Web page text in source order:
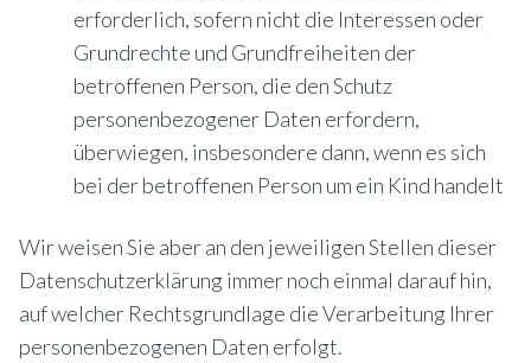
erforderlich, sofern nicht die Interessen oder
Grundrechte und Grundfreiheiten der
betroffenen Person, die den Schutz
personenbezogener Daten erfordern,
überwiegen, insbesondere dann, wenn es sich
bei der betroffenen Person um ein Kind handelt
Wir weisen Sie aber an den jeweiligen Stellen dieser
Datenschutzerklärung immer noch einmal darauf hin,
auf welcher Rechtsgrundlage die Verarbeitung Ihrer
personenbezogenen Daten erfolgt.